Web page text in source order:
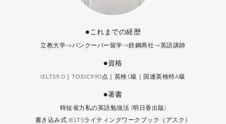
●これまでの経歴
立教大学→バンクーバー留学→鉄鋼商社→英語講師
●資格
IELTS9.0｜TOEIC990点｜英検1級｜国連英検特A級
●著書
時短省力私の英語勉強法 (明日香出版)
書き込み式 IELTSライティングワークブック（アスク）